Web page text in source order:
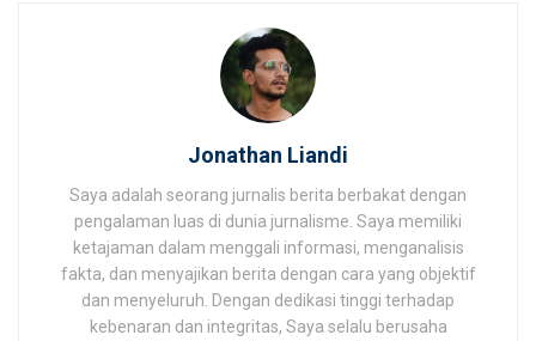
Jonathan Liandi
Saya adalah seorang jurnalis berita berbakat dengan
pengalaman luas di dunia jurnalisme. Saya memiliki
ketajaman dalam menggali informasi, menganalisis
fakta, dan menyajikan berita dengan cara yang objektif
dan menyeluruh. Dengan dedikasi tinggi terhadap
kebenaran dan integritas, Saya selalu berusaha